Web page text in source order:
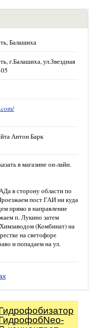
Балашиха
г.Балашиха, ул.Звездная
Антон Барк
в магазине он-лайн.
в сторону области по
пост ГАИ ни куда
прямо в направление
п. Лукино затем
(Комбинат) на
на светофоре
и попадаем на ул.